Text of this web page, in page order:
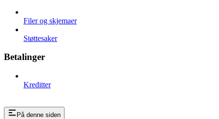
Filer og skjemaer
Støttesaker
Betalinger
Kreditter
På denne siden